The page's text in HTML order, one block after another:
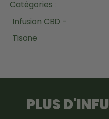
Catégories :
Infusion CBD -
Tisane
PLUS